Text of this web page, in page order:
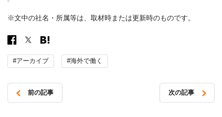
※文中の社名・所属等は、取材時または更新時のものです。
#アーカイブ #海外で働く
前の記事 次の記事